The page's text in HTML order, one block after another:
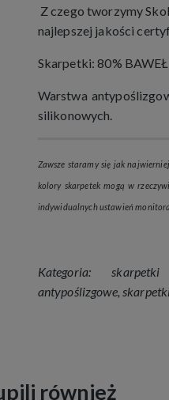
Z czego tworzymy
najlepszej jakości
Skarpetki: 80%
Warstwa
silikonowych.
Zawsze staramy się jak
kolory skarpetek mogą w
indywidualnych ustawień
Kategoria:
antypoślizgowe,
również